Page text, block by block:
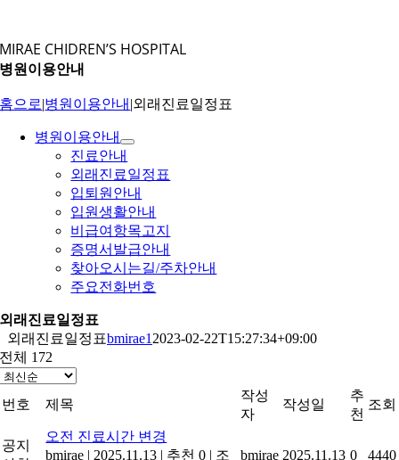
츠
로
너
MIRAE CHIDREN’S HOSPITAL
병원이용안내
홈으로|병원이용안내 |외래진료일정표
병원이용안내
진료안내
외래진료일정표
입퇴원안내
입원생활안내
비급여항목고지
증명서발급안내
찾아오시는길/주차안내
주요전화번호
외래진료일정표
외래진료일정표bmirae1 2023-02-22T15:27:34+09:00
전체 172
번호 제목
작성
자
작성일
추
천
조회
공지
오전 진료시간 변경
bmirae | 2025.11.13 | 추천 0 | 조
bmirae 2025.11.13 0 4440